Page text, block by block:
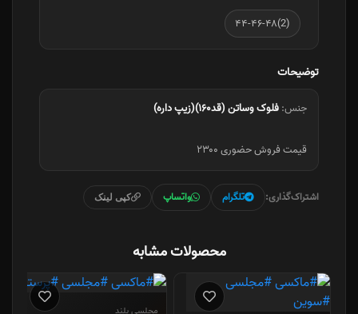
(2)۴۴-۴۶-۴۸
توضیحات
جنس:فلوک وساتن (قد۱۶۰)(زیپ داره)
قیمت فروش حضوری ۲۳۰۰
اشتراک‌گذاری: تلگرام واتساپ کپی لینک
محصولات مشابه
مجلسی بلند